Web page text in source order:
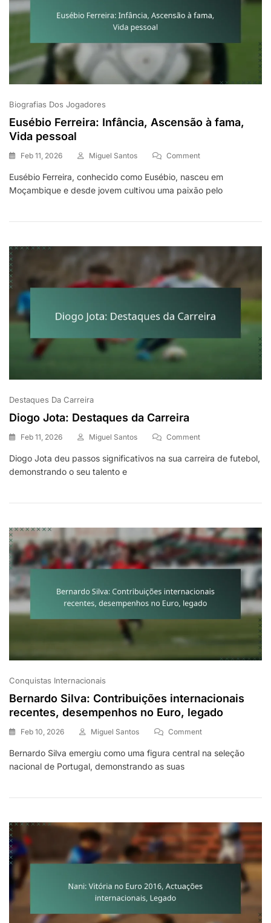
Biografias Dos Jogadores
Eusébio Ferreira: Infância, Ascensão à fama,
Vida pessoal
Feb 11, 2026 Miguel Santos CommentOn
Ferreira:
Infância,
Fama,
Pessoal
Eusébio Ferreira, conhecido como Eusébio, nasceu em
Moçambique e desde jovem cultivou uma paixão pelo
Destaques Da Carreira
Diogo Jota: Destaques da Carreira
Feb 11, 2026 Miguel Santos CommentOn
Jota:
Diogo Jota deu passos significativos na sua carreira de futebol,
demonstrando o seu talento e
Conquistas Internacionais
Bernardo Silva: Contribuições internacionais
recentes, desempenhos no Euro, legado
Feb 10, 2026 Miguel Santos CommentOn
Silva:
Desempenhos
Euro,
Legado
Bernardo Silva emergiu como uma figura central na seleção
nacional de Portugal, demonstrando as suas